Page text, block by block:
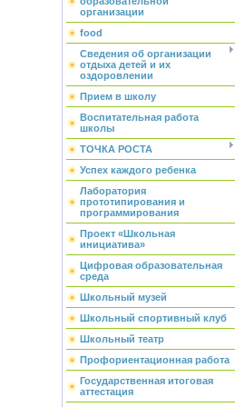
организации
food
Сведения об организации
отдыха детей и их
оздоровлении
Прием в школу
Воспитательная работа
школы
ТОЧКА РОСТА
Успех каждого ребенка
Лаборатория
прототипирования и
программирования
Проект «Школьная
инициатива»
Цифровая образовательная
среда
Школьный музей
Школьный спортивный клуб
Школьный театр
Профориентационная работа
Государственная итоговая
аттестация